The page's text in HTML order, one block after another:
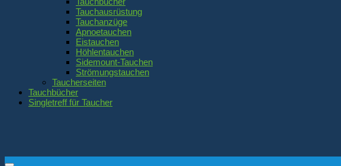
Tauchausrüstung
Tauchanzüge
Apnoetauchen
Eistauchen
Höhlentauchen
Sidemount-Tauchen
Strömungstauchen
Taucherseiten
Tauchbücher
Singletreff für Taucher